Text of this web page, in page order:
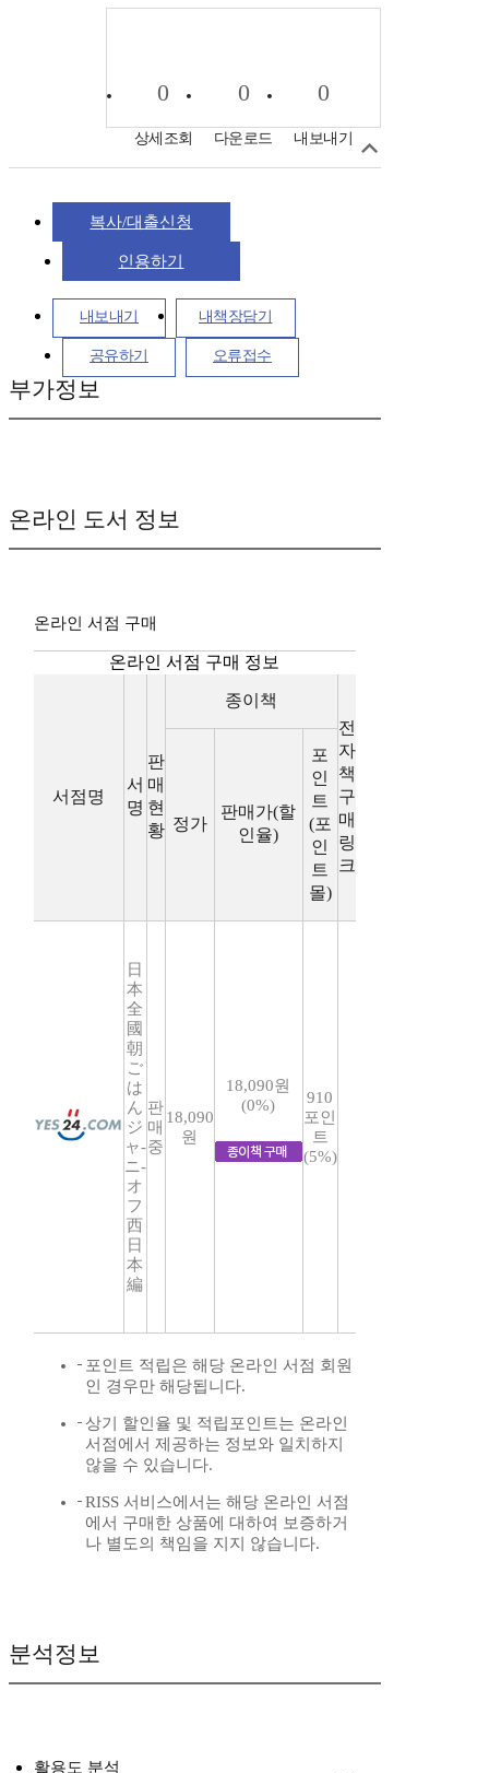
0
상세조회
0
다운로드
0
내보내기
복사/대출신청
인용하기
내보내기 내책장담기
공유하기 오류접수
부가정보
온라인 도서 정보
온라인 서점 구매
온라인 서점 구매 정보
서점명
서
명
판
매
현
황
종이책
전
자
책
구
매
링
크
정가
판매가(할
인율)
포
인
트
(포
인
트
몰)
日
本
全
國
朝
ご
は
ん
ジ
ャ-
ニ-
オ
フ
西
日
本
編
판
매
중
18,090
원
18,090원
(0%)
910
포인
트
(5%)
포인트 적립은 해당 온라인 서점 회원
인 경우만 해당됩니다.
상기 할인율 및 적립포인트는 온라인
서점에서 제공하는 정보와 일치하지
않을 수 있습니다.
RISS 서비스에서는 해당 온라인 서점
에서 구매한 상품에 대하여 보증하거
나 별도의 책임을 지지 않습니다.
분석정보
활용도 분석